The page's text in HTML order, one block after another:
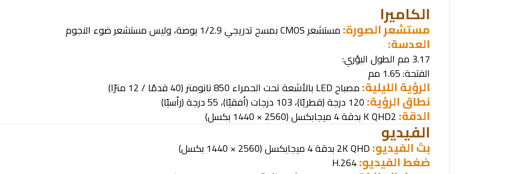
الكاميرا
مستشعر الصورة: مستشعرCMOSبمسح تدريجي 1/2.9 بوصة، وليس مستشعر ضوء النجوم
العدسة:
3.17 مم الطول البؤري:
الفتحة: 1.65 مم
الرؤية الليلية: مصباحLED بالأشعة تحت الحمراء 850 نانومتر (40 قدمًا / 12 مترًا)
نطاق الرؤية:
الدقة: 2
K QHD بدقة 4 ميجابكسل (2560 × 1440 بكسل)
الفيديو
بث الفيديو: 2K QHD بدقة 4 ميجابكسل (2560 × 1440 بكسل)
ضغط الفيديو:
H.264